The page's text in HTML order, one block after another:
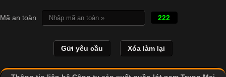
Mã an toàn 222